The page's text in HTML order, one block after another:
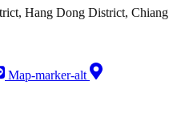
Hang Dong District, Chiang
Map-marker-alt